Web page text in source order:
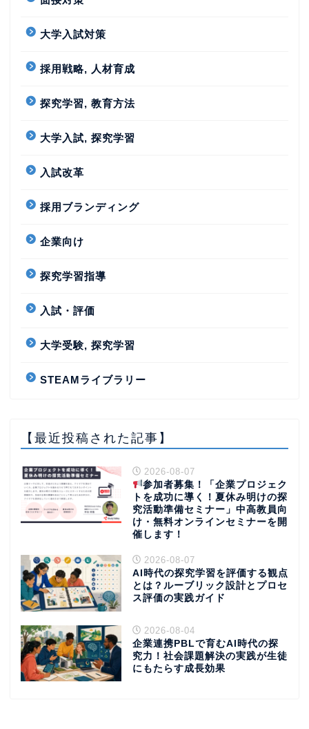
大学入試対策
採用戦略, 人材育成
探究学習, 教育方法
大学入試, 探究学習
入試改革
採用ブランディング
企業向け
探究学習指導
入試・評価
大学受験, 探究学習
STEAMライブラリー
【最近投稿された記事】
2026-08-07
参加者募集！「企業プロジェク
トを成功に導く！夏休み明けの探
究活動準備セミナー」中高教員向
け・無料オンラインセミナーを開
催します！
2026-08-07
AI時代の探究学習を評価する観点
とは？ルーブリック設計とプロセ
ス評価の実践ガイド
2026-08-04
企業連携PBLで育むAI時代の探
究力！社会課題解決の実践が生徒
にもたらす成長効果